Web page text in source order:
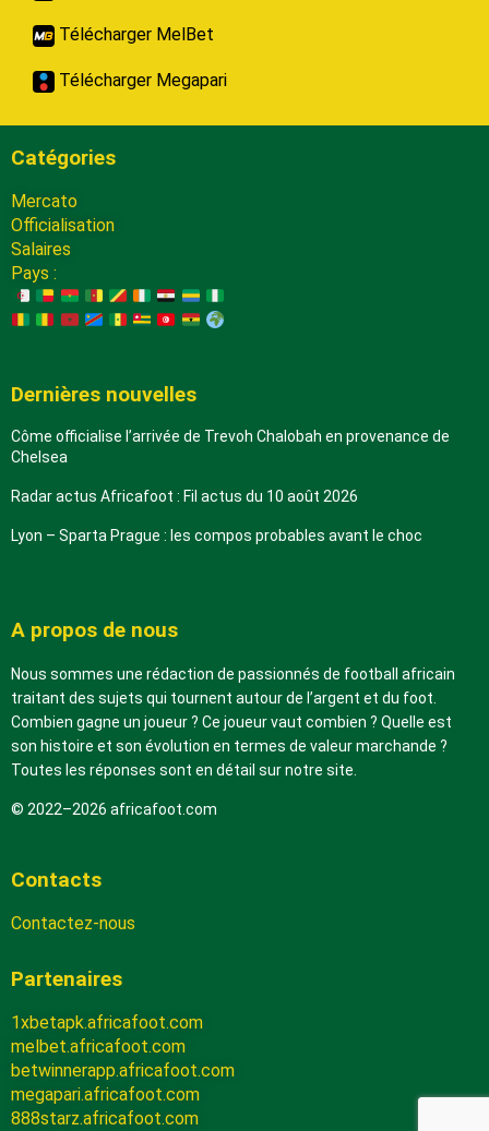
Télécharger MelBet
Télécharger Megapari
Catégories
Mercato
Officialisation
Salaires
Pays :
Dernières nouvelles
Côme officialise l’arrivée de Trevoh Chalobah en provenance de
Chelsea
Radar actus Africafoot : Fil actus du 10 août 2026
Lyon – Sparta Prague : les compos probables avant le choc
A propos de nous
Nous sommes une rédaction de passionnés de football africain
traitant des sujets qui tournent autour de l’argent et du foot.
Combien gagne un joueur ? Ce joueur vaut combien ? Quelle est
son histoire et son évolution en termes de valeur marchande ?
Toutes les réponses sont en détail sur notre site.
© 2022–2026 africafoot.com
Contacts
Contactez-nous
Partenaires
1xbetapk.africafoot.com
melbet.africafoot.com
betwinnerapp.africafoot.com
megapari.africafoot.com
888starz.africafoot.com